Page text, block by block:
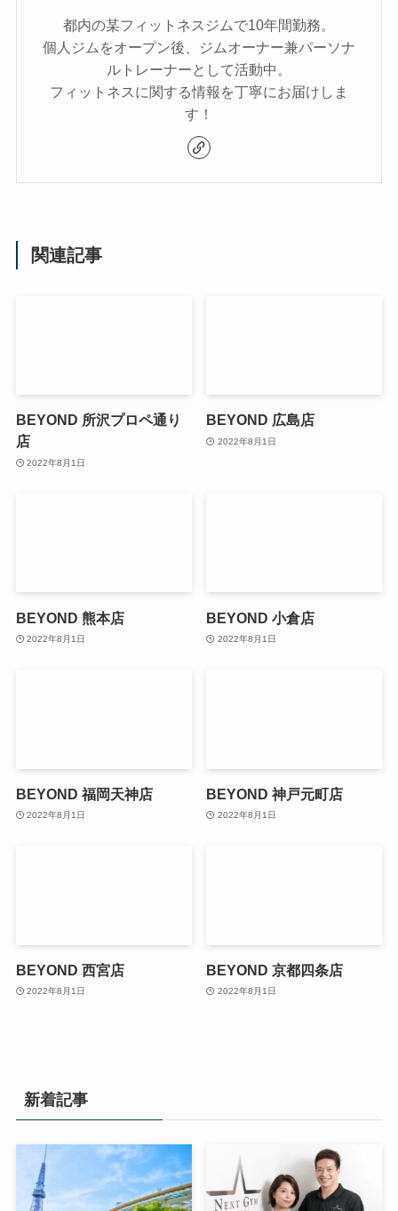
都内の某フィットネスジムで10年間勤務。
個人ジムをオープン後、ジムオーナー兼パーソナ
ルトレーナーとして活動中。
フィットネスに関する情報を丁寧にお届けしま
す！
関連記事
BEYOND 所沢プロペ通り
店
2022年8月1日
BEYOND 広島店
2022年8月1日
BEYOND 熊本店
2022年8月1日
BEYOND 小倉店
2022年8月1日
BEYOND 福岡天神店
2022年8月1日
BEYOND 神戸元町店
2022年8月1日
BEYOND 西宮店
2022年8月1日
BEYOND 京都四条店
2022年8月1日
新着記事